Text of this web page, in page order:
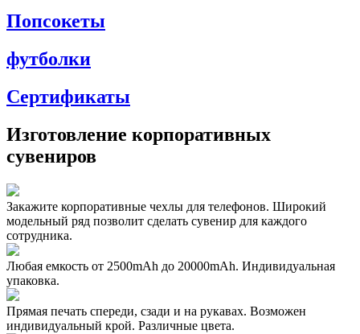
Попсокеты
футболки
Сертификаты
Изготовление корпоративных
сувениров
Закажите корпоративные чехлы для телефонов. Широкий
модельный ряд позволит сделать сувенир для каждого
сотрудника.
Любая емкость от 2500mAh до 20000mAh. Индивидуальная
упаковка.
Прямая печать спереди, сзади и на рукавах. Возможен
индивидуальный крой. Различные цвета.